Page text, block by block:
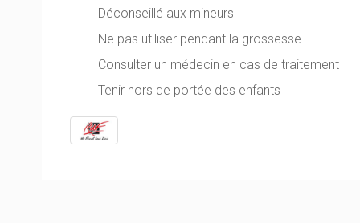
Déconseillé aux mineurs
Ne pas utiliser pendant la grossesse
Consulter un médecin en cas de traitement
Tenir hors de portée des enfants